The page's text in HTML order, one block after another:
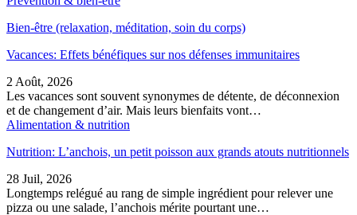
Bien-être (relaxation, méditation, soin du corps)
Vacances: Effets bénéfiques sur nos défenses immunitaires
2 Août, 2026
Les vacances sont souvent synonymes de détente, de déconnexion
et de changement d’air. Mais leurs bienfaits vont…
Alimentation & nutrition
Nutrition: L’anchois, un petit poisson aux grands atouts nutritionnels
28 Juil, 2026
Longtemps relégué au rang de simple ingrédient pour relever une
pizza ou une salade, l’anchois mérite pourtant une…